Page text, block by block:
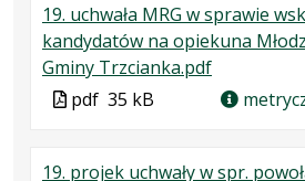
pdf
kB
nowej
karcie.
19. uchwała MRG w sprawie
kandydatów na opiekuna
Gminy Trzcianka.pdf.
Plik
pdf
.
Rozmiar
kB
.
Otwiera
nowej
Plik
pdf 35 kB
19. projek uchwały w spr.